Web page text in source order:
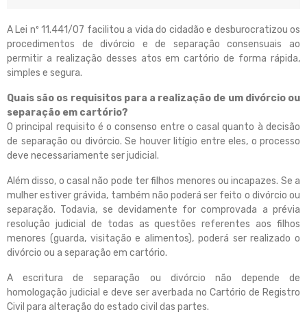
A Lei nº 11.441/07 facilitou a vida do cidadão e desburocratizou os
procedimentos de divórcio e de separação consensuais ao
permitir a realização desses atos em cartório de forma rápida,
simples e segura.
Quais são os requisitos para a realização de um divórcio ou
separação em cartório?
O principal requisito é o consenso entre o casal quanto à decisão
de separação ou divórcio. Se houver litígio entre eles, o processo
deve necessariamente ser judicial.
Além disso, o casal não pode ter filhos menores ou incapazes. Se a
mulher estiver grávida, também não poderá ser feito o divórcio ou
separação. Todavia, se devidamente for comprovada a prévia
resolução judicial de todas as questões referentes aos filhos
menores (guarda, visitação e alimentos), poderá ser realizado o
divórcio ou a separação em cartório.
A escritura de separação ou divórcio não depende de
homologação judicial e deve ser averbada no Cartório de Registro
Civil para alteração do estado civil das partes.